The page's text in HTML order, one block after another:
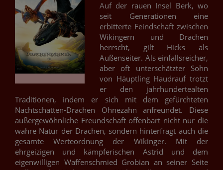
Auf der rauen Insel Berk, wo
seit Generationen eine
erbitterte Feindschaft zwischen
Wikingern und Drachen
herrscht, gilt Hicks als
Außenseiter. Als einfallsreicher,
aber oft unterschätzter Sohn
von Häuptling Haudrauf trotzt
er den jahrhundertealten
Traditionen, indem er sich mit dem gefürchteten
Nachtschatten-Drachen Ohnezahn anfreundet. Diese
außergewöhnliche Freundschaft offenbart nicht nur die
wahre Natur der Drachen, sondern hinterfragt auch die
gesamte Werteordnung der Wikinger. Mit der
ehrgeizigen und kämpferischen Astrid und dem
eigenwilligen Waffenschmied Grobian an seiner Seite